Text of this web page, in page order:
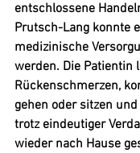
entschlossene
Prutsch-Lang konnte
medizinische
werden. Die Patientin
Rückenschmerzen,
gehen oder sitzen
trotz eindeutiger
wieder nach Hause